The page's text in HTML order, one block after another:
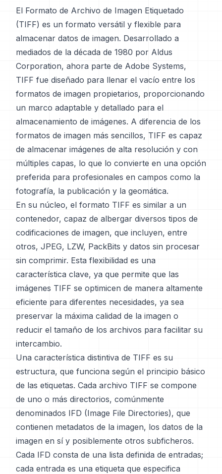
El Formato de Archivo de Imagen Etiquetado
(TIFF) es un formato versátil y flexible para
almacenar datos de imagen. Desarrollado a
mediados de la década de 1980 por Aldus
Corporation, ahora parte de Adobe Systems,
TIFF fue diseñado para llenar el vacío entre los
formatos de imagen propietarios, proporcionando
un marco adaptable y detallado para el
almacenamiento de imágenes. A diferencia de los
formatos de imagen más sencillos, TIFF es capaz
de almacenar imágenes de alta resolución y con
múltiples capas, lo que lo convierte en una opción
preferida para profesionales en campos como la
fotografía, la publicación y la geomática.
En su núcleo, el formato TIFF es similar a un
contenedor, capaz de albergar diversos tipos de
codificaciones de imagen, que incluyen, entre
otros, JPEG, LZW, PackBits y datos sin procesar
sin comprimir. Esta flexibilidad es una
característica clave, ya que permite que las
imágenes TIFF se optimicen de manera altamente
eficiente para diferentes necesidades, ya sea
preservar la máxima calidad de la imagen o
reducir el tamaño de los archivos para facilitar su
intercambio.
Una característica distintiva de TIFF es su
estructura, que funciona según el principio básico
de las etiquetas. Cada archivo TIFF se compone
de uno o más directorios, comúnmente
denominados IFD (Image File Directories), que
contienen metadatos de la imagen, los datos de la
imagen en sí y posiblemente otros subficheros.
Cada IFD consta de una lista definida de entradas;
cada entrada es una etiqueta que especifica